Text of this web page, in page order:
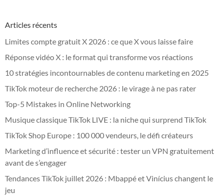
Articles récents
Limites compte gratuit X 2026 : ce que X vous laisse faire
Réponse vidéo X : le format qui transforme vos réactions
10 stratégies incontournables de contenu marketing en 2025
TikTok moteur de recherche 2026 : le virage à ne pas rater
Top-5 Mistakes in Online Networking
Musique classique TikTok LIVE : la niche qui surprend TikTok
TikTok Shop Europe : 100 000 vendeurs, le défi créateurs
Marketing d’influence et sécurité : tester un VPN gratuitement
avant de s’engager
Tendances TikTok juillet 2026 : Mbappé et Vinícius changent le
jeu